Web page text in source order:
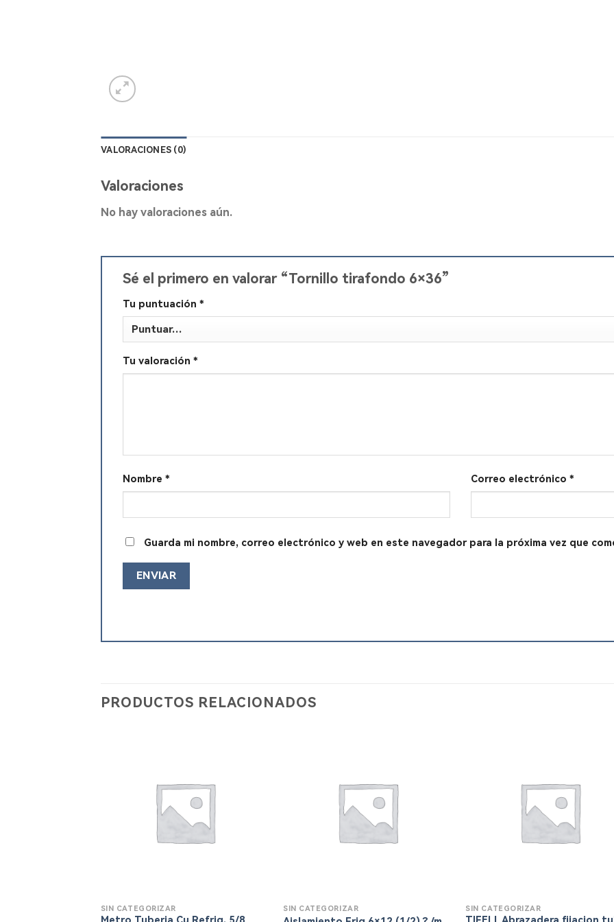
VALORACIONES (0)
Valoraciones
No hay valoraciones aún.
Sé el primero en valorar “Tornillo tirafondo 6×36”
Tu puntuación *
Tu valoración *
Nombre * Correo electrónico *
Guarda mi nombre, correo electrónico y web en este navegador para la próxima vez que
PRODUCTOS RELACIONADOS
SIN CATEGORIZAR SIN CATEGORIZAR SIN CATEGORIZAR